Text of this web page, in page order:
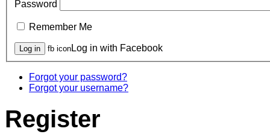
Password
Remember Me
fb icon Log in with Facebook
Forgot your password?
Forgot your username?
Register